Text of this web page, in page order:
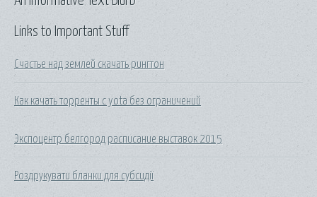
Links to Important Stuff
Счастье над землей скачать рингтон
Как качать торренты с yota без ограничений
Экспоцентр белгород расписание выставок 2015
Роздрукувати бланки для субсидії